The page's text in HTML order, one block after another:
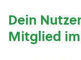
Dein
Mitglied